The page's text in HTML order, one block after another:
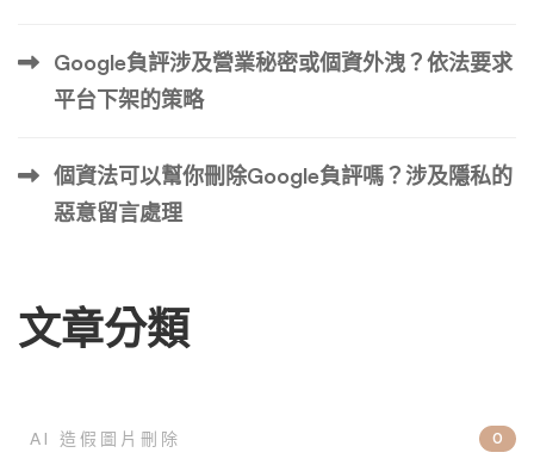
聲請人向相對人請求給付貨款之事件，業 […] …
Google負評涉及營業秘密或個資外洩？依法要求
平台下架的策略
個資法可以幫你刪除Google負評嗎？涉及隱私的
惡意留言處理
文章分類
AI 造假圖片刪除 0